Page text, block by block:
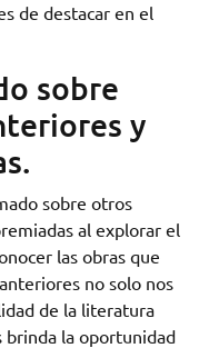
de destacar en el
sobre
y
sobre otros
al explorar el
las obras que
no solo nos
de la literatura
brinda la oportunidad